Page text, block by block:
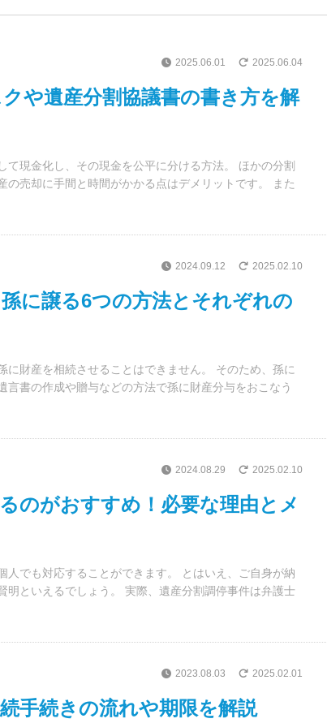
2025.06.01 2025.06.04
や遺産分割協議書の書き方を解
現金化し、その現金を公平に分ける方法。 ほかの分割
売却に手間と時間がかかる点はデメリットです。 また
2024.09.12 2025.02.10
に譲る6つの方法とそれぞれの
財産を相続させることはできません。 そのため、孫に
書の作成や贈与などの方法で孫に財産分与をおこなう
2024.08.29 2025.02.10
のがおすすめ！必要な理由とメ
でも対応することができます。 とはいえ、ご自身が納
といえるでしょう。 実際、遺産分割調停事件は弁護士
2023.08.03 2025.02.01
手続きの流れや期限を解説